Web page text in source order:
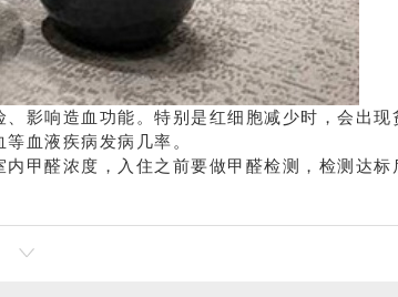
响造血功能。特别是红细胞减少时，会出现
血液疾病发病几率。
甲醛浓度，入住之前要做甲醛检测，检测达标